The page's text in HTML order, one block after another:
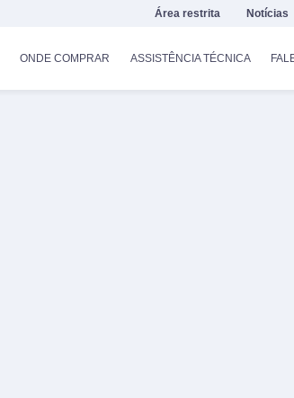
Área restrita Notícias
ONDE COMPRAR ASSISTÊNCIA TÉCNICA